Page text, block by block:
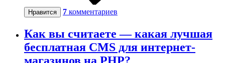
Нравится 7 комментариев
Как вы считаете — какая лучшая
бесплатная CMS для интернет-